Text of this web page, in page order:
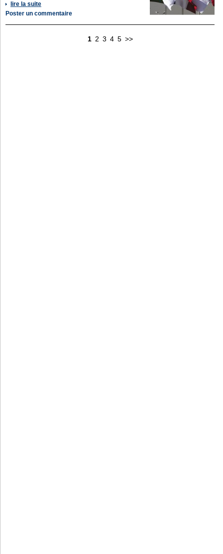
lire la suite
Poster un commentaire
1 2 3 4 5 >>